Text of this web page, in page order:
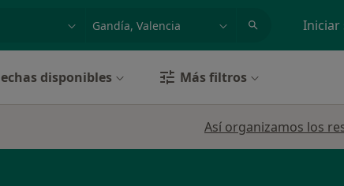
enfermedad o nombre
p. ej. Madrid Iniciar
disponibles Más filtros
Así organizamos los